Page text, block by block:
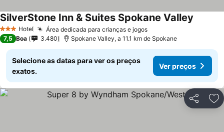
3 EstrelasHotel Área dedicada para crianças e jogos
SilverStone Inn & Suites Spokane Valley
7,5 Boa 3.480 Spokane Valley, a 11.1 km de Spokane
Selecione as datas para ver os preços
exatos.
Ver preços
Partilhar